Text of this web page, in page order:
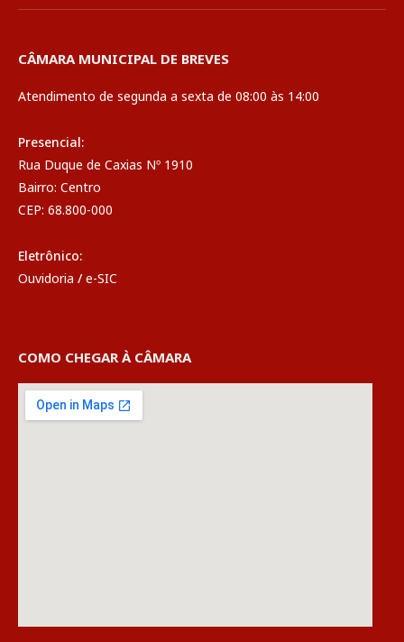
CÂMARA MUNICIPAL DE BREVES
Atendimento de segunda a sexta de 08:00 às 14:00
Presencial:
Rua Duque de Caxias Nº 1910
Bairro: Centro
CEP: 68.800-000
Eletrônico:
Ouvidoria / e-SIC
COMO CHEGAR À CÂMARA